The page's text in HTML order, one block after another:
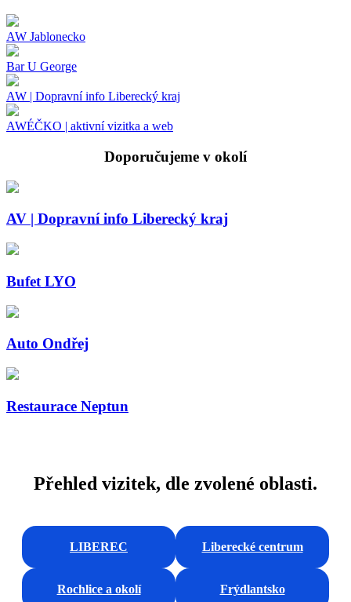
AW Jablonecko
Bar U George
AW | Dopravní info Liberecký kraj
AWÉČKO | aktivní vizitka a web
Doporučujeme v okolí
AV | Dopravní info Liberecký kraj
Bufet LYO
Auto Ondřej
Restaurace Neptun
Přehled vizitek, dle zvolené oblasti.
LIBEREC Liberecké centrum
Rochlice a okolí Frýdlantsko